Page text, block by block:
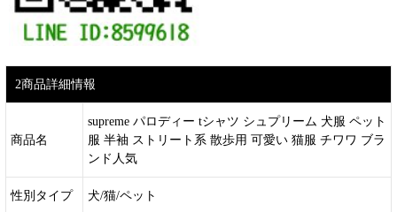
2商品詳細情報
商品名
supreme パロディー tシャツ シュプリーム 犬服 ペット
服 半袖 ストリート系 散歩用 可愛い 猫服 チワワ ブラ
ンド人気
性別タイプ 犬/猫/ペット